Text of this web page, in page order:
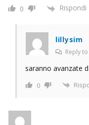
0 Rispondi
lillysim
Reply to
saranno avanzate
0